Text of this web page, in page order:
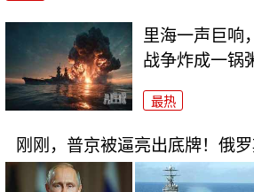
里海一声巨响
战争炸成一锅
最热
刚刚，普京被逼亮出底牌！俄罗